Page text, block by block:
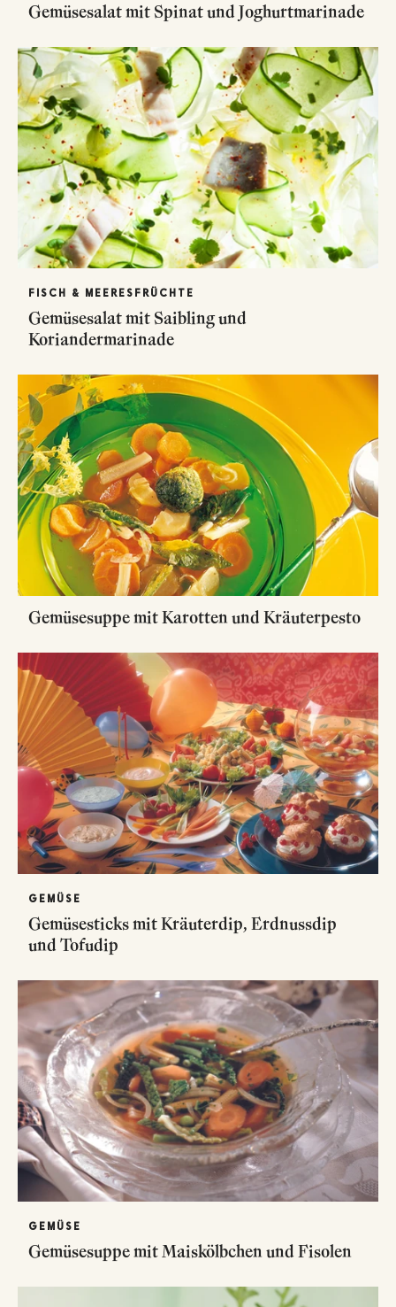
Gemüsesalat mit Spinat und Joghurtmarinade
FISCH & MEERESFRÜCHTE
Gemüsesalat mit Saibling und
Koriandermarinade
Gemüsesuppe mit Karotten und Kräuterpesto
GEMÜSE
Gemüsesticks mit Kräuterdip, Erdnussdip
und Tofudip
GEMÜSE
Gemüsesuppe mit Maiskölbchen und Fisolen